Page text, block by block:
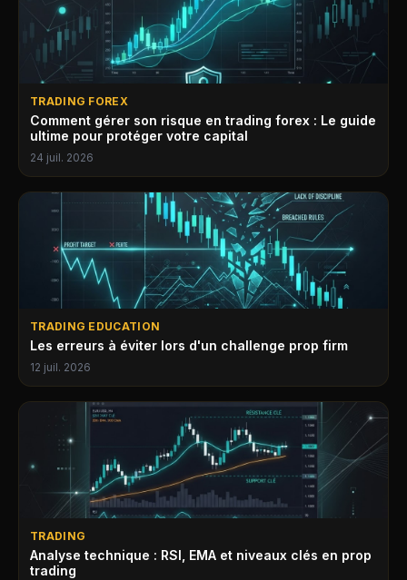
TRADING FOREX
Comment gérer son risque en trading forex : Le guide
ultime pour protéger votre capital
24 juil. 2026
TRADING EDUCATION
Les erreurs à éviter lors d'un challenge prop firm
12 juil. 2026
TRADING
Analyse technique : RSI, EMA et niveaux clés en prop
trading